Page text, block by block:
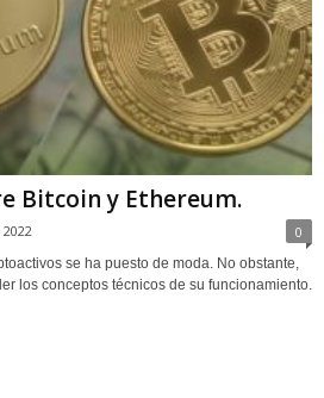
Bitcoin y Ethereum.
0
se ha puesto de moda. No obstante,
los conceptos técnicos de su funcionamiento.